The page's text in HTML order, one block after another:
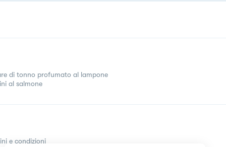
di tonno profumato al lampone
al salmone
e condizioni